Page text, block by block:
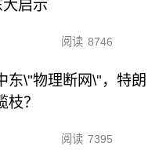
启示
阅读 8746
东\"物理断网\"，特朗
枝？
阅读 7395